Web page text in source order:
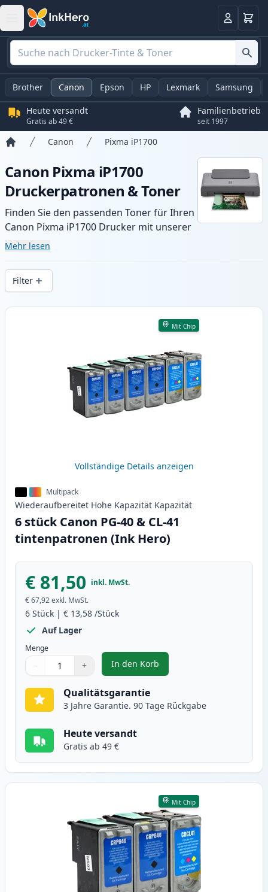
Anmelden
Brother Canon Epson HP Lexmark Samsung
Heute versandt
Gratis ab 49 €
Familienbetrieb
seit 1997
Canon Pixma iP1700
Canon Pixma iP1700
Druckerpatronen & Toner
Finden Sie den passenden Toner für Ihren
Canon Pixma iP1700 Drucker mit unserer
Auswahl an kompatiblen und XL-Patronen.
Druckqualität und schnellem Versand aus
lokalem Lager in .
Mehr lesen
Filter
Produkte
Mit Chip
Vollständige Details anzeigen
Multipack
Wiederaufbereitet Hohe Kapazität Kapazität
6 stück Canon PG-40 & CL-41
tintenpatronen (Ink Hero)
€ 81,50 inkl. MwSt.
€ 67,92exkl. MwSt.
6 Stück | € 13,58 /Stück
Auf Lager
Menge
Verwenden Sie die Tasten, um anzupassen
− +
1
In den Korb
, 6 stück Canon PG-40 & CL-41
Qualitätsgarantie
3 Jahre Garantie. 90 Tage Rückgabe
Heute versandt
Gratis ab 49 €
Mit Chip